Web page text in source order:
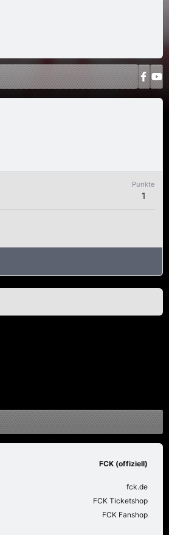
Punkte
1
FCK (offiziell)
fck.de
FCK Ticketshop
FCK Fanshop